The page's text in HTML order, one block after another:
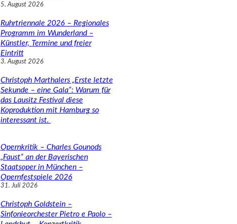
5. August 2026
Ruhrtriennale 2026 – Regionales
Programm im Wunderland –
Künstler, Termine und freier
Eintritt
3. August 2026
Christoph Marthalers „Erste letzte
Sekunde – eine Gala“: Warum für
das Lausitz Festival diese
Koproduktion mit Hamburg so
interessant ist.
Opernkritik – Charles Gounods
„Faust“ an der Bayerischen
Staatsoper in München –
Opernfestspiele 2026
31. Juli 2026
Christoph Goldstein –
Sinfonieorchester Pietro e Paolo –